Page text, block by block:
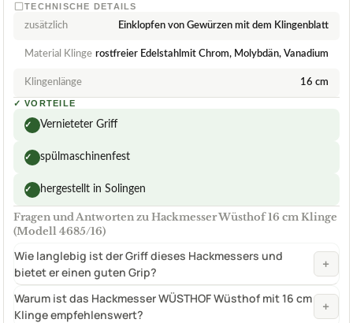
TECHNISCHE DETAILS
zusätzlich Einklopfen von Gewürzen mit dem Klingenblatt
Material Klinge rostfreier Edelstahlmit Chrom, Molybdän, Vanadium
Klingenlänge 16 cm
✓ VORTEILE
✓ Vernieteter Griff
✓ spülmaschinenfest
✓ hergestellt in Solingen
Fragen und Antworten zu Hackmesser Wüsthof 16 cm Klinge
(Modell 4685/16)
Wie langlebig ist der Griff dieses Hackmessers und
bietet er einen guten Grip?
+
Warum ist das Hackmesser WÜSTHOF Wüsthof mit 16 cm
Klinge empfehlenswert?
+